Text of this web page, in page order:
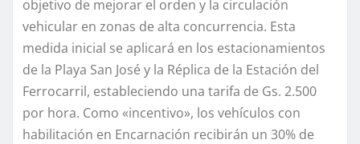
objetivo de mejorar el orden y la circulación
vehicular en zonas de alta concurrencia. Esta
medida inicial se aplicará en los estacionamientos
de la Playa San José y la Réplica de la Estación del
Ferrocarril, estableciendo una tarifa de Gs. 2.500
por hora. Como «incentivo», los vehículos con
habilitación en Encarnación recibirán un 30% de